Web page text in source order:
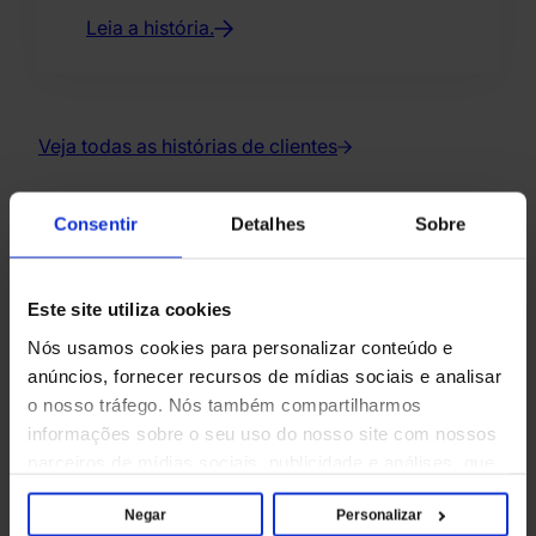
Consentir Detalhes Sobre
Este site utiliza cookies
Nós usamos cookies para personalizar conteúdo e
anúncios, fornecer recursos de mídias sociais e analisar
o nosso tráfego. Nós também compartilharmos
informações sobre o seu uso do nosso site com nossos
podem combiná-las com outras informações que você
forneceu a eles ou que eles coletaram através do seu
Personalizar
Negar
Leia a história.
Veja todas as histórias de clientes
Saiba mais sobre inteligência
de dispositivos